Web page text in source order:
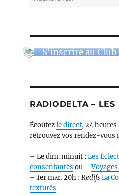
pour :
S'inscrire au Club
RADIODELTA – LES
Écoutezle direct, 24 heures
retrouvez vos rendez-vous
– Le dim. minuit : Les
consentantes ou –
– 1er mar. 20h : Redifs La
texturés